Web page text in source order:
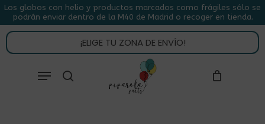
Skip
to
main
content
Los globos con helio y productos marcados como frágiles sólo se
podrán enviar dentro de la M40 de Madrid o recoger en tienda.
¡ELIGE TU ZONA DE ENVÍO!
Menu
CARRITO CLOSE
CART
Menu